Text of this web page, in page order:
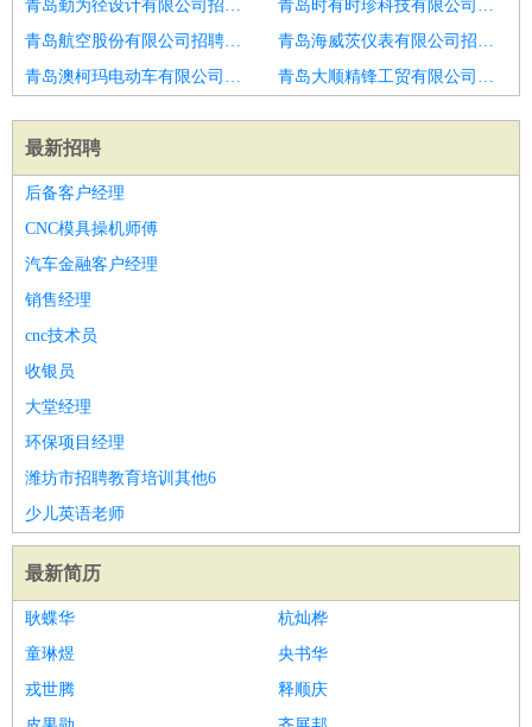
青岛勤为径设计有限公司招聘区域销售经理
青岛时有时珍科技有限公司招聘销售经理
青岛航空股份有限公司招聘油墨销售经理
青岛海威茨仪表有限公司招聘销售经理主管
青岛澳柯玛电动车有限公司招聘酒店销售经理
青岛大顺精锋工贸有限公司招聘地区销售经理
最新招聘
后备客户经理
CNC模具操机师傅
汽车金融客户经理
销售经理
cnc技术员
收银员
大堂经理
环保项目经理
潍坊市招聘教育培训其他6
少儿英语老师
最新简历
耿蝶华
杭灿桦
童琳煜
央书华
戎世腾
释顺庆